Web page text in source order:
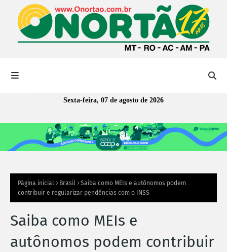
Sexta-feira, 07 de agosto de 2026
Página inicial Brasil
Saiba como MEIs e autônomos podem
contribuir e regularizar pendências com o INSS
Saiba como MEIs e
autônomos podem contribuir